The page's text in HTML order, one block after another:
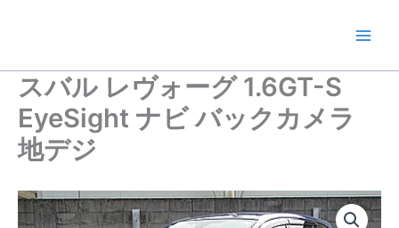
ス スバル レヴォーグ 1.6GT-S
EyeSight ナビ バックカメラ
地デジ